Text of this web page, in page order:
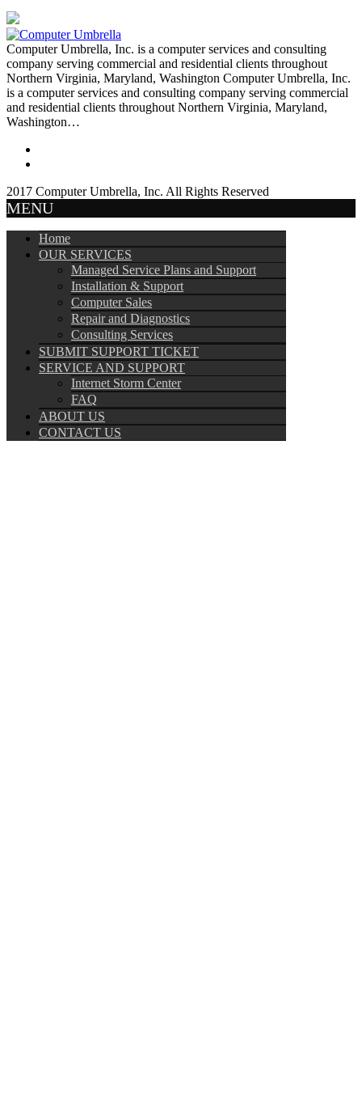
Computer Umbrella, Inc. is a computer services and consulting
company serving commercial and residential clients throughout
Northern Virginia, Maryland, Washington Computer Umbrella, Inc.
is a computer services and consulting company serving commercial
and residential clients throughout Northern Virginia, Maryland,
Washington…
2017 Computer Umbrella, Inc. All Rights Reserved
MENU
Home
OUR SERVICES
Managed Service Plans and Support
Installation & Support
Computer Sales
Repair and Diagnostics
Consulting Services
SUBMIT SUPPORT TICKET
SERVICE AND SUPPORT
Internet Storm Center
FAQ
ABOUT US
CONTACT US